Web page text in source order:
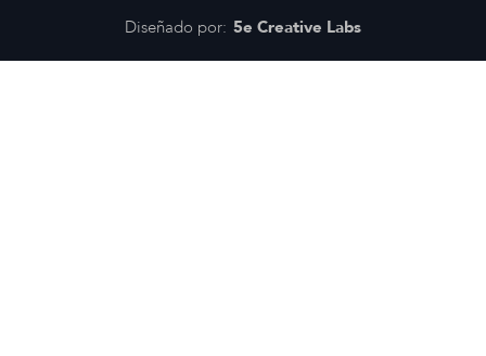
Diseñado por: 5e Creative Labs